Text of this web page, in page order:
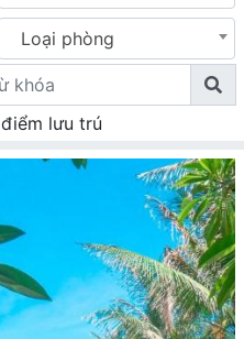
Loại phòng
điểm lưu trú